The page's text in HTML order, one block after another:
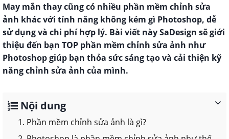
May mắn thay cũng có nhiều phần mềm chỉnh sửa
ảnh khác với tính năng không kém gì Photoshop, dễ
sử dụng và chi phí hợp lý. Bài viết này SaDesign sẽ giới
thiệu đến bạn TOP phần mềm chỉnh sửa ảnh như
Photoshop giúp bạn thỏa sức sáng tạo và cải thiện kỹ
năng chỉnh sửa ảnh của mình.
Nội dung
1. Phần mềm chỉnh sửa ảnh là gì?